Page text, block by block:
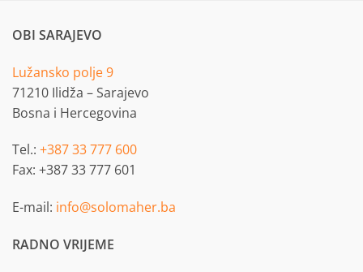
OBI SARAJEVO
Lužansko polje 9
71210 Ilidža – Sarajevo
Bosna i Hercegovina
Tel.: +387 33 777 600
Fax: +387 33 777 601
E-mail: info@solomaher.ba
RADNO VRIJEME